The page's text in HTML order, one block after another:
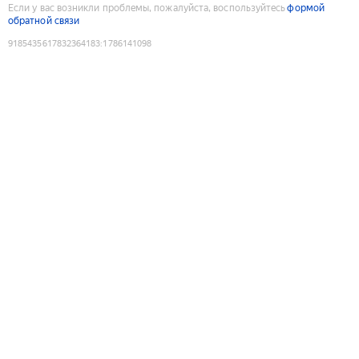
Если у вас возникли проблемы, пожалуйста, воспользуйтесьформой
обратной связи
9185435617832364183:1786141098